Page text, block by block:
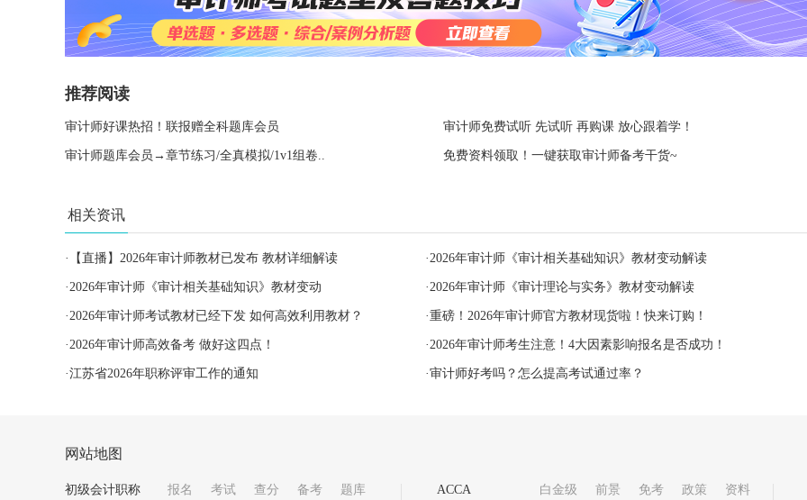
推荐阅读
审计师好课热招！联报赠全科题库会员 审计师免费试听 先试听 再购课 放心跟着学！
审计师题库会员→章节练习/全真模拟/1v1组卷.. 免费资料领取！一键获取审计师备考干货~
相关资讯
· 【直播】2026年审计师教材已发布 教材详细解读 ·2026年审计师《审计相关基础知识》教材变动解读
·2026年审计师《审计相关基础知识》教材变动 ·2026年审计师《审计理论与实务》教材变动解读
·2026年审计师考试教材已经下发 如何高效利用教材？ ·​重磅！2026年审计师官方教材现货啦！快来订购！
·2026年审计师高效备考 做好这四点！ ·2026年审计师考生注意！4大因素影响报名是否成功！
·江苏省2026年职称评审工作的通知 ·审计师好考吗？怎么提高考试通过率？
网站地图
初级会计职称 报名 考试 查分 备考 题库 ACCA 白金级 前景 免考 政策 资料